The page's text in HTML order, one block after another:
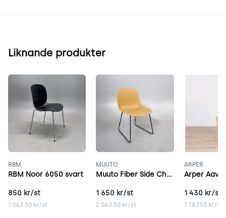
Liknande produkter
RBM
RBM Noor 6050 svart
850 kr/st
1 062.50 kr/st
MUUTO
Muuto Fiber Side Chair brun
1 650 kr/st
2 062.50 kr/st
ARPER
Arper Aava
1 430 kr/st
1 787.50kr/st